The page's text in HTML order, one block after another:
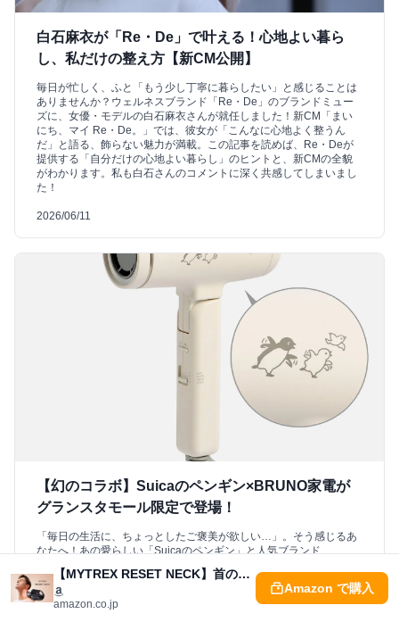
白石麻衣が「Re・De」で叶える！心地よい暮ら
し、私だけの整え方【新CM公開】
毎日が忙しく、ふと「もう少し丁寧に暮らしたい」と感じることは
ありませんか？ウェルネスブランド「Re・De」のブランドミュー
ズに、女優・モデルの白石麻衣さんが就任しました！新CM「まい
にち、マイ Re・De。」では、彼女が「こんなに心地よく整うん
だ」と語る、飾らない魅力が満載。この記事を読めば、Re・Deが
提供する「自分だけの心地よい暮らし」のヒントと、新CMの全貌
がわかります。私も白石さんのコメントに深く共感してしまいまし
た！
2026/06/11
【幻のコラボ】Suicaのペンギン×BRUNO家電が
グランスタモール限定で登場！
「毎日の生活に、ちょっとしたご褒美が欲しい…」。そう感じるあ
なたへ！あの愛らしい「Suicaのペンギン」と人気ブランド
「BRUNO」が、夢のコラボ家電を実現しました。グランスタモー
ル限定、しかも各100個限定という超希少アイテムです。この記事
を読めば、あなたの日常を劇的に変えるドライヤーやクリーナーの
魅力を知り、きっと手に入れたくなるはず！
【MYTREX RESET NECK】首の根本から解放！私が驚いた新世代ケアの全貌
amazon.co.jp
Amazon で購入